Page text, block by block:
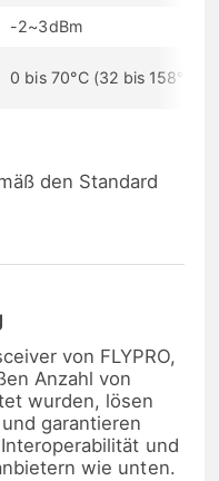
-2~3dBm
0 bis 70°C (32 bis 158°F)
den Standard
von FLYPRO,
Anzahl von
wurden, lösen
garantieren
und
wie unten.